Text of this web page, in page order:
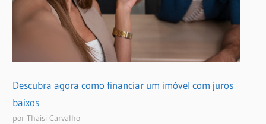
Descubra agora como financiar um imóvel com juros
baixos
por Thaisi Carvalho